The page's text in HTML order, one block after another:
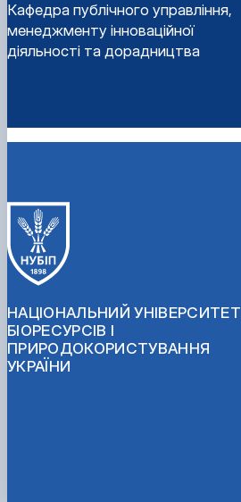
Кафедра публічного управління,
менеджменту інноваційної
діяльності та дорадництва
НАЦІОНАЛЬНИЙ УНІВЕРСИТЕТ
БІОРЕСУРСІВ І
ПРИРОДОКОРИСТУВАННЯ
УКРАЇНИ